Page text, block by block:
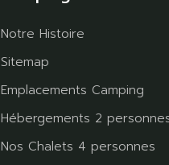
Notre Histoire
Sitemap
Emplacements Camping
Hébergements 2
Nos Chalets 4 personnes